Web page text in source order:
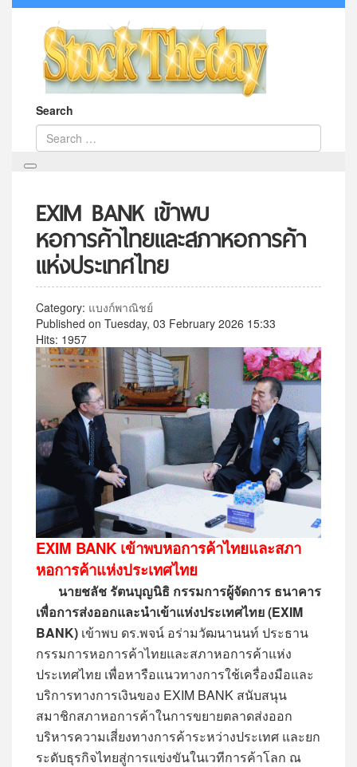
Search
EXIM BANK เข้าพบ
หอการค้าไทยและสภาหอการค้า
แห่งประเทศไทย
Category: แบงก์พาณิชย์
Published on Tuesday, 03 February 2026 15:33
Hits: 1957
EXIM BANK เข้าพบหอการค้าไทยและสภา
หอการค้าแห่งประเทศไทย
นายชลัช รัตนบุญนิธิ กรรมการผู้จัดการ ธนาคาร
เพื่อการส่งออกและนำเข้าแห่งประเทศไทย (EXIM
BANK) เข้าพบ ดร.พจน์ อร่ามวัฒนานนท์ ประธาน
กรรมการหอการค้าไทยและสภาหอการค้าแห่ง
ประเทศไทย เพื่อหารือแนวทางการใช้เครื่องมือและ
บริการทางการเงินของ EXIM BANK สนับสนุน
สมาชิกสภาหอการค้าในการขยายตลาดส่งออก
บริหารความเสี่ยงทางการค้าระหว่างประเทศ และยก
ระดับธุรกิจไทยสู่การแข่งขันในเวทีการค้าโลก ณ